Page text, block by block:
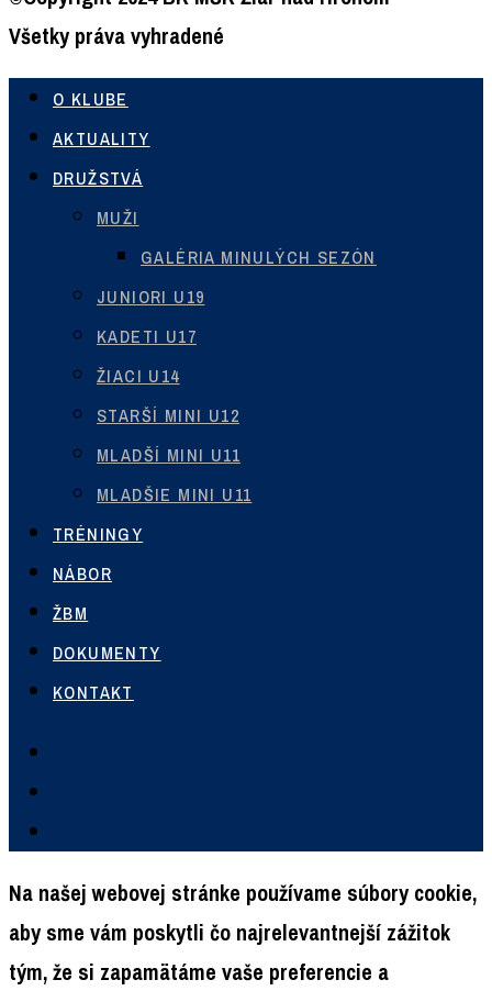
Všetky práva vyhradené
O KLUBE
AKTUALITY
DRUŽSTVÁ
MUŽI
GALÉRIA MINULÝCH SEZÓN
JUNIORI U19
KADETI U17
ŽIACI U14
STARŠÍ MINI U12
MLADŠÍ MINI U11
MLADŠIE MINI U11
TRÉNINGY
NÁBOR
ŽBM
DOKUMENTY
KONTAKT
Na našej webovej stránke používame súbory cookie,
aby sme vám poskytli čo najrelevantnejší zážitok
tým, že si zapamätáme vaše preferencie a